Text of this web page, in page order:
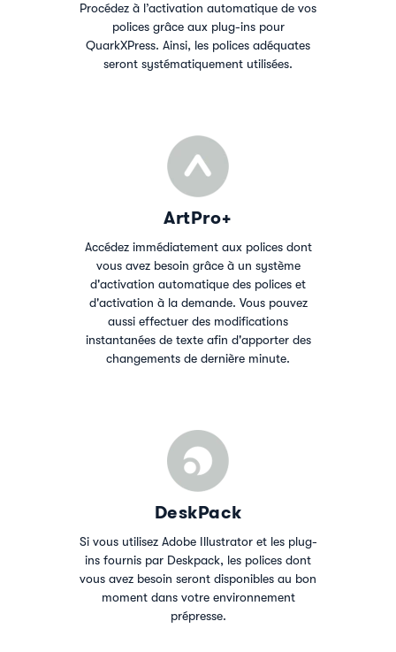
Procédez à l’activation automatique de vos
polices grâce aux plug-ins pour
QuarkXPress. Ainsi, les polices adéquates
seront systématiquement utilisées.
ArtPro+
Accédez immédiatement aux polices dont
vous avez besoin grâce à un système
d'activation automatique des polices et
d'activation à la demande. Vous pouvez
aussi effectuer des modifications
instantanées de texte afin d'apporter des
changements de dernière minute.
DeskPack
Si vous utilisez Adobe Illustrator et les plug-
ins fournis par Deskpack, les polices dont
vous avez besoin seront disponibles au bon
moment dans votre environnement
prépresse.